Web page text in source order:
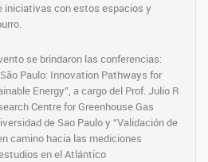
iniciativas con estos espacios y
se brindaron las conferencias:
Paulo: Innovation Pathways for
Energy”, a cargo del Prof. Julio R
Centre for Greenhouse Gas
de Sao Paulo y “Validación de
camino hacia las mediciones
en el Atlántico